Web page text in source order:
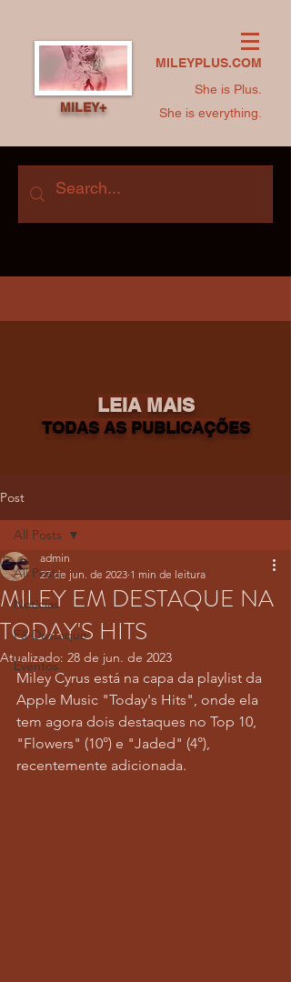
MILEYPLUS.COM
She is Plus.
She is everything.
MILEY+
LEIA MAIS
TODAS AS PUBLICAÇÕES
Post
All Posts
Notícias
Fã-Destaque
Eventos
All Posts
MILEY EM DESTAQUE NA
TODAY'S HITS
admin
27 de jun. de 2023 1 min de leitura
Atualizado: 28 de jun. de 2023
Miley Cyrus está na capa da playlist da
Apple Music "Today's Hits", onde ela
tem agora dois destaques no Top 10,
"Flowers" (10°) e "Jaded" (4°),
recentemente adicionada.